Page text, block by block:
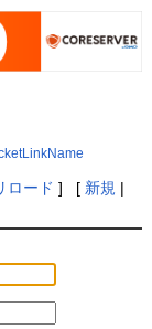
ロード ] [ 新規 |